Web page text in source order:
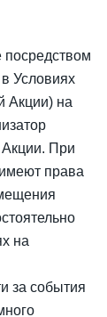
посредством
Условиях
Акции) на
Акции. При
права
на
за события